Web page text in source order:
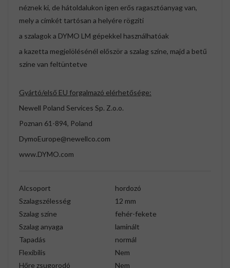
néznek ki, de hátoldalukon igen erős ragasztóanyag van,
mely a címkét tartósan a helyére rögzíti
a szalagok a DYMO LM gépekkel használhatóak
a kazetta megjelölésénél először a szalag színe, majd a betű
színe van feltüntetve
Gyártó/első EU forgalmazó elérhetősége:
Newell Poland Services Sp. Z.o.o.
Poznan 61-894, Poland
DymoEurope@newellco.com
www.DYMO.com
Alcsoport
hordozó
Szalagszélesség
12 mm
Szalag színe
fehér-fekete
Szalag anyaga
laminált
Tapadás
normál
Flexibilis
Nem
Hőre zsugorodó
Nem